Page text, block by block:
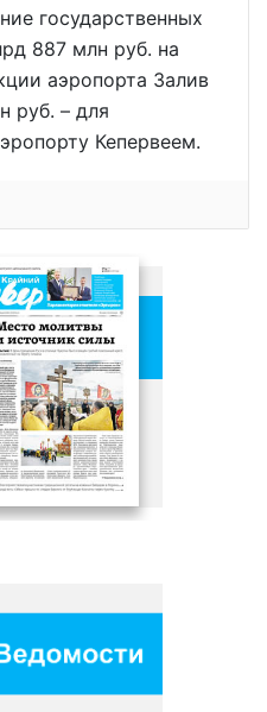
государственных
887 млн руб. на
аэропорта Залив
руб. – для
Кепервеем.